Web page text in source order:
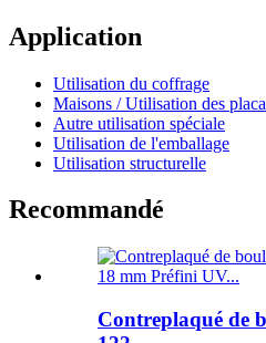
Application
Utilisation du coffrage
Maisons / Utilisation des
Autre utilisation spéciale
Utilisation de l'emballage
Utilisation structurelle
Recommandé
Contreplaqué de